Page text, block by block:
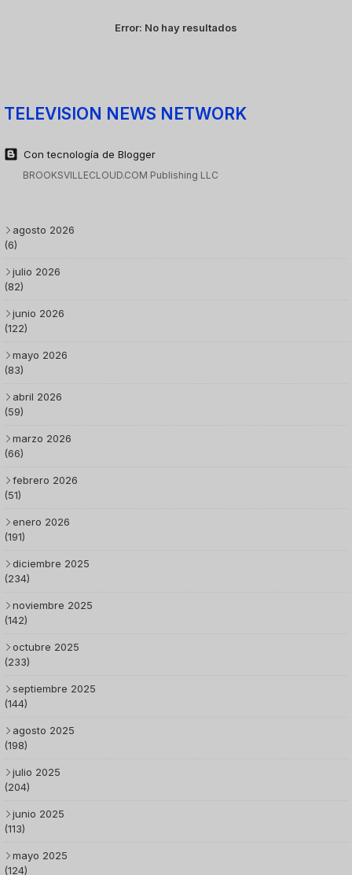
Error: No hay resultados
TELEVISION NEWS NETWORK
Con tecnología de Blogger
BROOKSVILLECLOUD.COM Publishing LLC
agosto 2026
(6)
julio 2026
(82)
junio 2026
(122)
mayo 2026
(83)
abril 2026
(59)
marzo 2026
(66)
febrero 2026
(51)
enero 2026
(191)
diciembre 2025
(234)
noviembre 2025
(142)
octubre 2025
(233)
septiembre 2025
(144)
agosto 2025
(198)
julio 2025
(204)
junio 2025
(113)
mayo 2025
(124)